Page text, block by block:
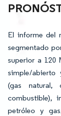
El informe del
segmentado
superior a 120
simple/abierto
(gas natural,
combustible),
petróleo y